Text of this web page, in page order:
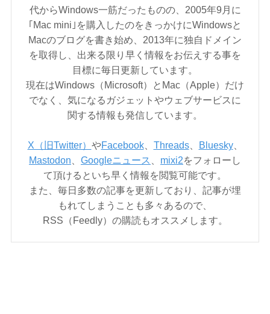
代からWindows一筋だったものの、2005年9月に
｢Mac mini｣を購入したのをきっかけにWindowsと
Macのブログを書き始め、2013年に独自ドメイン
を取得し、出来る限り早く情報をお伝えする事を
目標に毎日更新しています。
現在はWindows（Microsoft）とMac（Apple）だけ
でなく、気になるガジェットやウェブサービスに
関する情報も発信しています。
X（旧Twitter） やFacebook、 Threads、 Bluesky、
Mastodon
Googleニュース mixi2をフォローし
て頂けるといち早く情報を閲覧可能です。
また、毎日多数の記事を更新しており、記事が埋
もれてしまうことも多々あるので、
RSS（Feedly）の購読もオススメします。